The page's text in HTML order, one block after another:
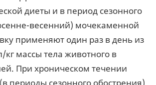
диеты и в период сезонного
весенний) мочекаменной
применяют один раз в день из
кг массы тела животного в
При хроническом течении